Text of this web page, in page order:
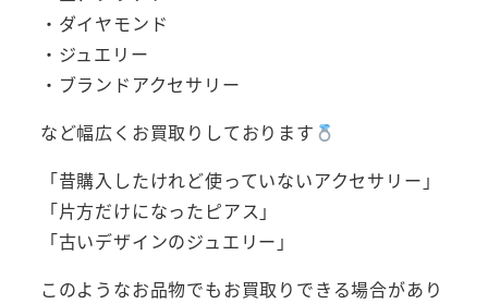
・ダイヤモンド
・ジュエリー
・ブランドアクセサリー
など幅広くお買取りしております
「昔購入したけれど使っていないアクセサリー」
「片方だけになったピアス」
「古いデザインのジュエリー」
このようなお品物でもお買取りできる場合があり